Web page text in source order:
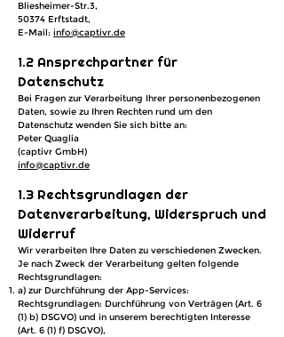
Bliesheimer-Str.3,
50374 Erftstadt,
E-Mail: info@captivr.de
1.2 Ansprechpartner für
Datenschutz
Bei Fragen zur Verarbeitung Ihrer personenbezogenen
Daten, sowie zu Ihren Rechten rund um den
Datenschutz wenden Sie sich bitte an:
Peter Quaglia
(captivr GmbH)
info@captivr.de
1.3 Rechtsgrundlagen der
Datenverarbeitung, Widerspruch und
Widerruf
Wir verarbeiten Ihre Daten zu verschiedenen Zwecken.
Je nach Zweck der Verarbeitung gelten folgende
Rechtsgrundlagen:
a) zur Durchführung der App-Services:
Rechtsgrundlagen: Durchführung von Verträgen (Art. 6
(1) b) DSGVO) und in unserem berechtigten Interesse
(Art. 6 (1) f) DSGVO),